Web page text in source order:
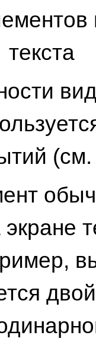
текста
(см.
экране